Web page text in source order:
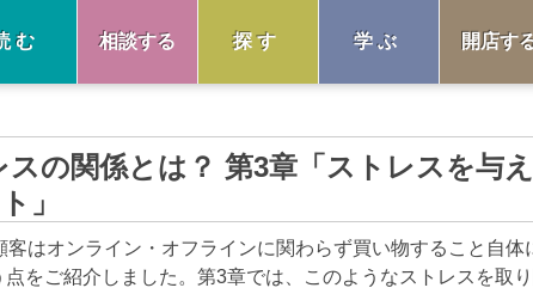
む 相談する 探す 学ぶ 開店す
の関係とは？ 第3章「ストレスを与え
」
はオンライン・オフラインに関わらず買い物すること自体
点をご紹介しました。第3章では、このようなストレスを取